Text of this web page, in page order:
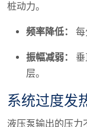
桩动力。
频率降低： 每
振幅减弱：
层。
系统过度发
液压泵输出的压力